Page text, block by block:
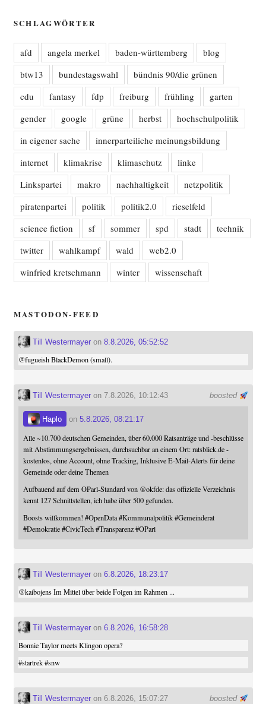
SCHLAGWÖRTER
afd angela merkel baden-württemberg
blog
btw13
bundestagswahl
bündnis 90/die grünen
cdu
fantasy fdp freiburg frühling
garten
gender
google grüne herbst
hochschulpolitik
in eigener sache
innerparteiliche meinungsbildung
internet
klimakrise klimaschutz
linke
Linkspartei
makro nachhaltigkeit
netzpolitik
piratenpartei
politik politik2.0
rieselfeld
science fiction
sf sommer spd stadt
technik
twitter
wahlkampf wald
web2.0
winfried kretschmann
winter wissenschaft
MASTODON-FEED
Till Westermayeron 8.8.2026, 05:52:52
@fugueishBlackDemon (small).
boosted
Till Westermayeron 7.8.2026, 10:12:43
Haplo on 5.8.2026, 08:21:17
Alle ~10.700 deutschen Gemeinden, über 60.000 Ratsanträge und -beschlüsse
mit Abstimmungsergebnissen, durchsuchbar an einem Ort: ratsblick.de -
kostenlos, ohne Account, ohne Tracking, Inklusive E-Mail-Alerts für deine
Gemeinde oder deine Themen
Aufbauend auf dem OParl-Standard von @okfde: das offizielle Verzeichnis
kennt 127 Schnittstellen, ich habe über 500 gefunden.
Boosts willkommen! #OpenData #Kommunalpolitik #Gemeinderat
#Demokratie #CivicTech #Transparenz #OParl
Till Westermayeron 6.8.2026, 18:23:17
@kaibojensIm Mittel über beide Folgen im Rahmen ...
Till Westermayeron 6.8.2026, 16:58:28
Bonnie Taylor meets Klingon opera?
#startrek #snw
boosted
Till Westermayeron 6.8.2026, 15:07:27